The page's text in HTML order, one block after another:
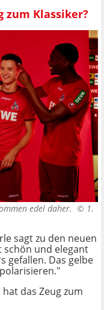
zum Klassiker?
edel daher. © 1.
sagt zu den neuen
und elegant
gefallen. Das gelbe
das Zeug zum